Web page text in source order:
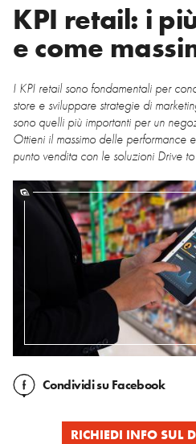
KPI retail: i
e come
I KPI retail sono fondamentali per
store e sviluppare strategie di
sono quelli più importanti per un
Ottieni il massimo delle performance
punto vendita con le soluzioni Drive to
Condividisu Facebook
RICHIEDI INFO SUL